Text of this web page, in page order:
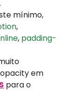
mínimo,
,
, padding-
em
para o